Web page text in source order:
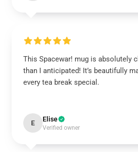
This Spacewar! mug is absolutely
than I anticipated! It’s beautifully
every tea break special.
E Elise
Verified owner